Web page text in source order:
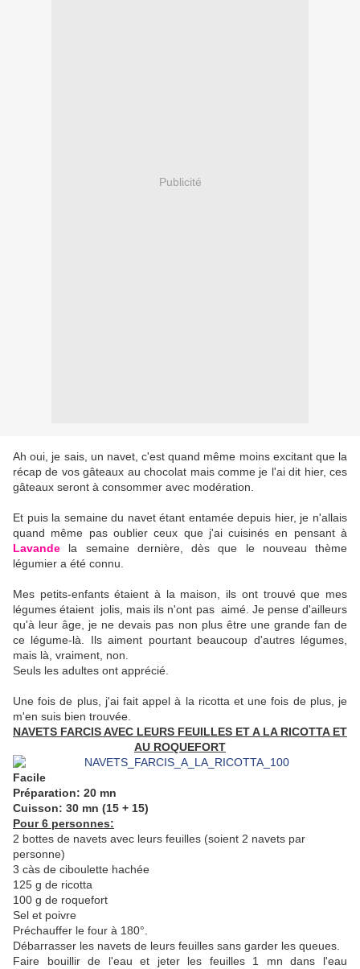
Publicité
Ah oui, je sais, un navet, c'est quand même moins excitant que la
récap de vos gâteaux au chocolat mais comme je l'ai dit hier, ces
gâteaux seront à consommer avec modération.
Et puis la semaine du navet étant entamée depuis hier, je n'allais
quand même pas oublier ceux que j'ai cuisinés en pensant à
Lavande la semaine dernière, dès que le nouveau thème
légumier a été connu.
Mes petits-enfants étaient à la maison, ils ont trouvé que mes
légumes étaient jolis, mais ils n'ont pas aimé. Je pense d'ailleurs
qu'à leur âge, je ne devais pas non plus être une grande fan de
ce légume-là. Ils aiment pourtant beaucoup d'autres légumes,
mais là, vraiment, non.
Seuls les adultes ont apprécié.
Une fois de plus, j'ai fait appel à la ricotta et une fois de plus, je
m'en suis bien trouvée.
NAVETS FARCIS AVEC LEURS FEUILLES ET A LA RICOTTA ET
AU ROQUEFORT
Facile
Préparation: 20 mn
Cuisson: 30 mn (15 + 15)
Pour 6 personnes:
2 bottes de navets avec leurs feuilles (soient 2 navets par
personne)
3 càs de ciboulette hachée
125 g de ricotta
100 g de roquefort
Sel et poivre
Préchauffer le four à 180°.
Débarrasser les navets de leurs feuilles sans garder les queues.
Faire bouillir de l'eau et jeter les feuilles 1 mn dans l'eau